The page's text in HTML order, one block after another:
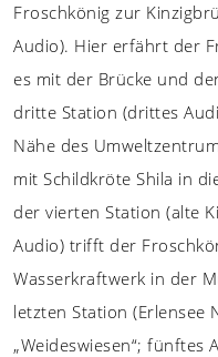
Froschkönig zur
Audio). Hier erfährt der
es mit der Brücke und
dritte Station (drittes
Nähe des
mit Schildkröte Shila in
der vierten Station (alte
Audio) trifft der
Wasserkraftwerk in der
letzten Station (Erlensee
„Weideswiesen“; fünftes